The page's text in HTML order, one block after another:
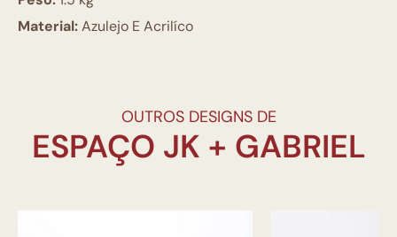
Material:Azulejo E Acrilíco
OUTROS DESIGNS DE